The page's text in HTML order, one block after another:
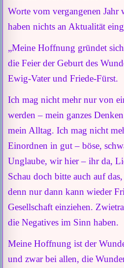
Worte vom vergangenen Jahr
haben nichts an Aktualität
„Meine Hoffnung gründet
die Feier der Geburt des
Ewig-Vater und Friede-Fürst.
Ich mag nicht mehr nur von
werden – mein ganzes
mein Alltag. Ich mag nicht
Einordnen in gut – böse,
Unglaube, wir hier – ihr da,
Schau doch bitte auch auf
denn nur dann kann wieder
Gesellschaft einziehen.
die Negatives im Sinn haben.
Meine Hoffnung ist der
und zwar bei allen, die